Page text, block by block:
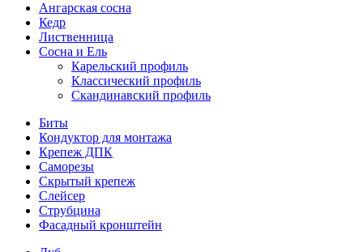
Ангарская сосна
Кедр
Лиственница
Сосна и Ель
Карельский профиль
Классический профиль
Скандинавский профиль
Биты
Кондуктор для монтажа
Крепеж ДПК
Саморезы
Скрытый крепеж
Слейсер
Струбцина
Фасадный кронштейн